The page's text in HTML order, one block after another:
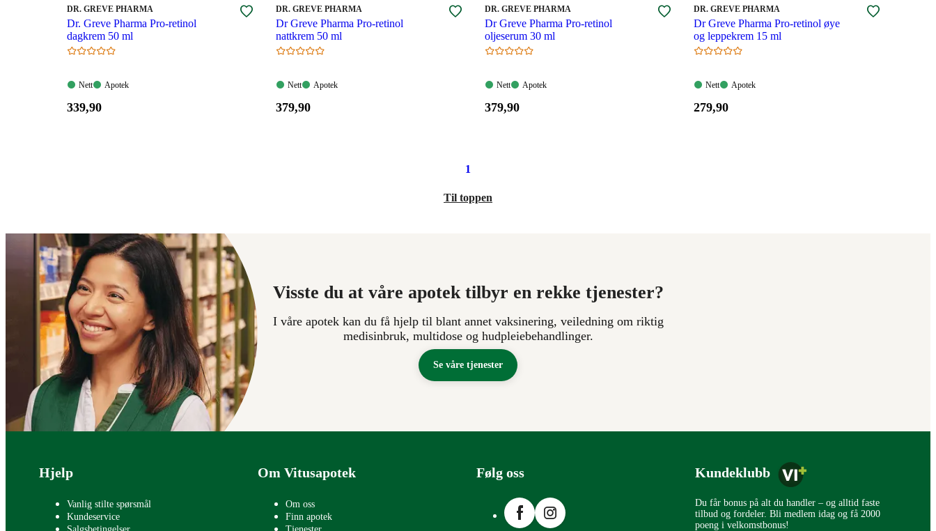
MERKE:
DR. GREVE PHARMA
Dr. Greve Pharma Pro-retinol
dagkrem 50 ml
Nett:
Nett
Apotek:
Apotek
Pris:
339,90
MERKE:
DR. GREVE PHARMA
Dr Greve Pharma Pro-retinol
nattkrem 50 ml
Nett:
Nett
Apotek:
Apotek
Pris:
379,90
MERKE:
DR. GREVE PHARMA
Dr Greve Pharma Pro-retinol
oljeserum 30 ml
Nett:
Nett
Apotek:
Apotek
Pris:
379,90
MERKE:
DR. GREVE PHARMA
Dr Greve Pharma Pro-retinol øye
og leppekrem 15 ml
Nett:
Nett
Apotek:
Apotek
Pris:
279,90
1
Til toppen
Visste du at våre apotek tilbyr en rekke tjenester?
I våre apotek kan du få hjelp til blant annet vaksinering, veiledning om riktig
medisinbruk, multidose og hudpleiebehandlinger.
Se våre tjenester
Bunntekst
Hjelp
Vanlig stilte spørsmål
Kundeservice
Om Vitusapotek
Om oss
Finn apotek
Følg oss
FacebookInstagram
Kundeklubb
Du får bonus på alt du handler – og alltid faste
tilbud og fordeler. Bli medlem idag og få 2000
poeng i velkomstbonus!